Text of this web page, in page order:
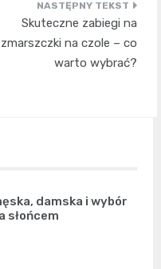
Skuteczne zabiegi na
zmarszczki na czole – co
warto wybrać?
damska i wybór
słońcem